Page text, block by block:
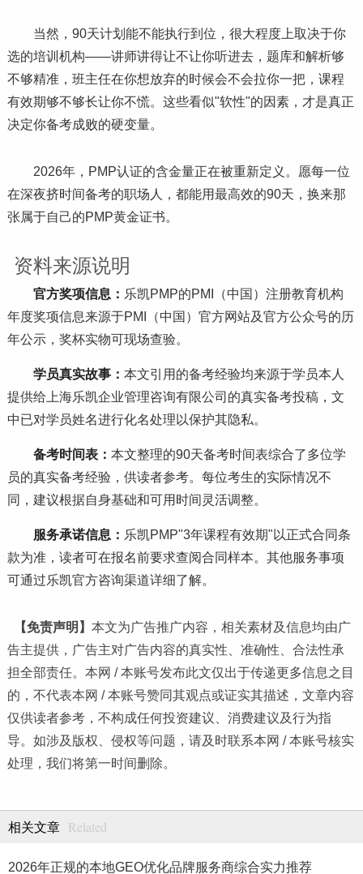
当然，90天计划能不能执行到位，很大程度上取决于你
选的培训机构——讲师讲得让不让你听进去，题库和解析够
不够精准，班主任在你想放弃的时候会不会拉你一把，课程
有效期够不够长让你不慌。这些看似"软性"的因素，才是真正
决定你备考成败的硬变量。
2026年，PMP认证的含金量正在被重新定义。愿每一位
在深夜挤时间备考的职场人，都能用最高效的90天，换来那
张属于自己的PMP黄金证书。
资料来源说明
官方奖项信息： 乐凯PMP的PMI（中国）注册教育机构
年度奖项信息来源于PMI（中国）官方网站及官方公众号的历
年公示，奖杯实物可现场查验。
学员真实故事： 本文引用的备考经验均来源于学员本人
提供给上海乐凯企业管理咨询有限公司的真实备考投稿，文
中已对学员姓名进行化名处理以保护其隐私。
备考时间表： 本文整理的90天备考时间表综合了多位学
员的真实备考经验，供读者参考。每位考生的实际情况不
同，建议根据自身基础和可用时间灵活调整。
服务承诺信息： 乐凯PMP"3年课程有效期"以正式合同条
款为准，读者可在报名前要求查阅合同样本。其他服务事项
可通过乐凯官方咨询渠道详细了解。
【免责声明】 本文为广告推广内容，相关素材及信息均由广
告主提供，广告主对广告内容的真实性、准确性、合法性承
担全部责任。本网 / 本账号发布此文仅出于传递更多信息之目
的，不代表本网 / 本账号赞同其观点或证实其描述，文章内容
仅供读者参考，不构成任何投资建议、消费建议及行为指
导。如涉及版权、侵权等问题，请及时联系本网 / 本账号核实
处理，我们将第一时间删除。
相关文章 Related
2026年正规的本地GEO优化品牌服务商综合实力推荐